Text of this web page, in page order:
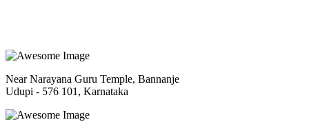
Near Narayana Guru Temple, Bannanje
Udupi - 576 101, Karnataka